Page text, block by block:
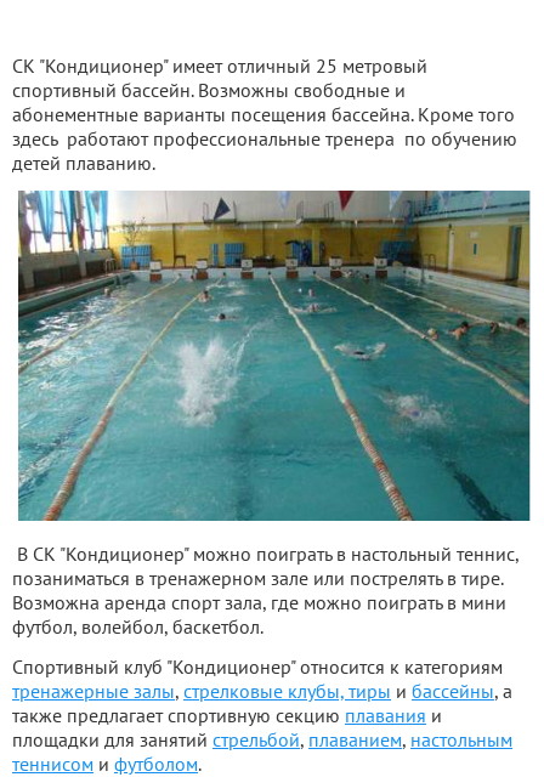
СК "Кондиционер" имеет отличный 25 метровый
спортивный бассейн. Возможны свободные и
абонементные варианты посещения бассейна. Кроме того
здесь работают профессиональные тренера по обучению
детей плаванию.
В СК "Кондиционер" можно поиграть в настольный теннис,
позаниматься в тренажерном зале или пострелять в тире.
Возможна аренда спорт зала, где можно поиграть в мини
футбол, волейбол, баскетбол.
Спортивный клуб "Кондиционер" относится к категориям
тренажерные залы, стрелковые клубы, тиры и бассейны, а
также предлагает спортивную секцию плавания и
площадки для занятий стрельбой, плаванием, настольным
теннисом и футболом.